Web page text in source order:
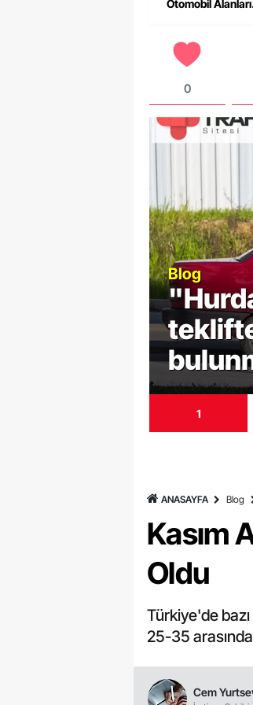
Otomobil Alanları
0
Blog
1
ANASAYFA Blog
Kasım
Oldu
Türkiye'de
25-35
Cem